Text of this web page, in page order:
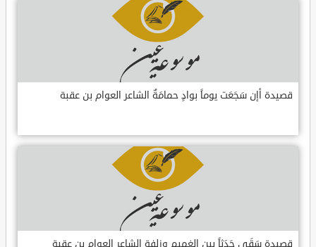
قصيدة أإن سَجَعَت يوماً بوادٍ حمامَةٌ الشاعر العوام بن عقبة
قصيدة سَقَى جَدَثاً بين الغميم وزلفةٍ الشاعر العوام بن عقبة